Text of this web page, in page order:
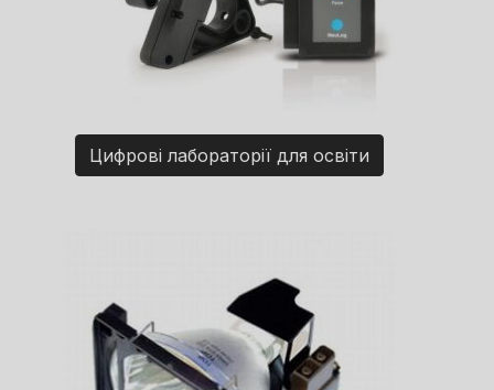
Цифрові лабораторії для освіти